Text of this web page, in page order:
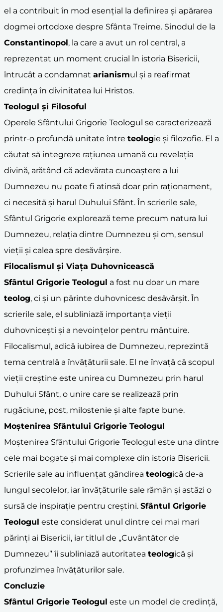
el a contribuit în mod esențial la definirea și apărarea
dogmei ortodoxe despre Sfânta Treime. Sinodul de la
Constantinopol, la care a avut un rol central, a
reprezentat un moment crucial în istoria Bisericii,
întrucât a condamnat arianismul și a reafirmat
credința în divinitatea lui Hristos.
Teologul și Filosoful
Operele Sfântului Grigorie Teologul se caracterizează
printr-o profundă unitate între teologie și filozofie. El a
căutat să integreze rațiunea umană cu revelația
divină, arătând că adevărata cunoaștere a lui
Dumnezeu nu poate fi atinsă doar prin raționament,
ci necesită și harul Duhului Sfânt. În scrierile sale,
Sfântul Grigorie explorează teme precum natura lui
Dumnezeu, relația dintre Dumnezeu și om, sensul
vieții și calea spre desăvârșire.
Filocalismul și Viața Duhovnicească
Sfântul Grigorie Teologul a fost nu doar un mare
teolog, ci și un părinte duhovnicesc desăvârșit. În
scrierile sale, el subliniază importanța vieții
duhovnicești și a nevoințelor pentru mântuire.
Filocalismul, adică iubirea de Dumnezeu, reprezintă
tema centrală a învățăturii sale. El ne învață că scopul
vieții creștine este unirea cu Dumnezeu prin harul
Duhului Sfânt, o unire care se realizează prin
rugăciune, post, milostenie și alte fapte bune.
Moștenirea Sfântului Grigorie Teologul
Moștenirea Sfântului Grigorie Teologul este una dintre
cele mai bogate și mai complexe din istoria Bisericii.
Scrierile sale au influențat gândirea teologică de-a
lungul secolelor, iar învățăturile sale rămân și astăzi o
sursă de inspirație pentru creștini. Sfântul Grigorie
Teologul este considerat unul dintre cei mai mari
părinți ai Bisericii, iar titlul de „Cuvântător de
Dumnezeu” îi subliniază autoritatea teologică și
profunzimea învățăturilor sale.
Concluzie
Sfântul Grigorie Teologul este un model de credință,